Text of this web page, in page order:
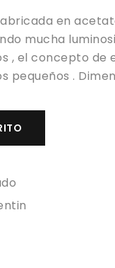
en
mucha
, el concepto de
pequeños .